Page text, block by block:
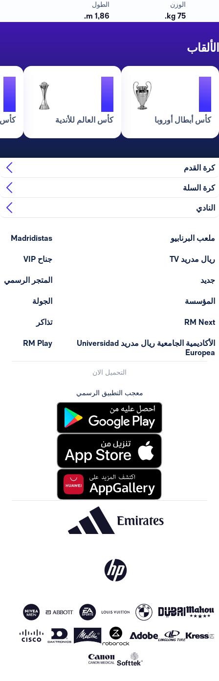
الوزن
75 kg.
الطول
1,86 m.
الألقاب
1
كأس أبطال أوروبا
1
كأس العالم للأندية
1
كأس
كرة القدم
كرة السلة
النادي
ملعب البرنابيو
ريال مدريد TV
جديد
المؤسسة
RM Next
الأكاديمية الجامعية ريال مدريد Universidad
Europea
Madridistas
جناح VIP
المتجر الرسمي
الجولة
تذاكر
RM Play
التحميل الان
معجب التطبيق الرسمي